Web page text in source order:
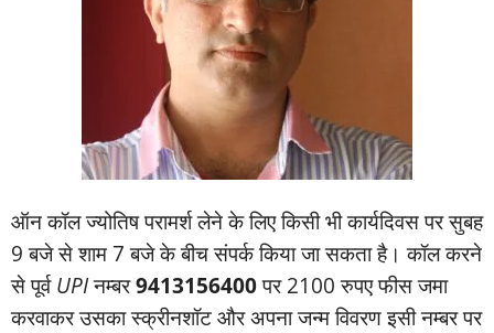
ऑन कॉल ज्‍योतिष परामर्श लेने के लिए किसी भी कार्यदिवस पर सुबह
9 बजे से शाम 7 बजे के बीच संपर्क किया जा सकता है। कॉल करने
से पूर्वUPIनम्‍बर9413156400पर 2100 रुपए फीस जमा
करवाकर उसका स्‍क्रीनशॉट और अपना जन्‍म विवरण इसी नम्‍बर पर